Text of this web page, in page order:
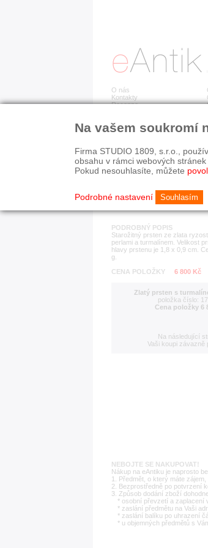
O nás
Kontakty
Recenze
Detail položky
PODROBNÝ POPIS
Starožitný prsten ze zlata
perlami a turmalínem. Velikost
hlavy prstenu je 1,8 x 0,9 cm.
g.
CENA POLOŽKY
6 800 Kč
Zlatý prsten s
položka číslo:
Cena položky 6
Na následující
Vaši koupi závazně
NEBOJTE SE NAKUPOVAT!
Nákup na eAntiku je naprosto
1. Předmět, o který máte
2. Bezprostředně po potvrzení
3. Způsob dodání zboží
* osobní převzetí a zaplacení
* zaslání předmětu na Vaši
* zaslání balíku po uhrazení
* u objemných předmětů s
Na vašem soukromí
Firma STUDIO 1809, s.r.o.,
obsahu v rámci webových
Pokud nesouhlasíte, můžete
Podrobné nastavení Souhlasím